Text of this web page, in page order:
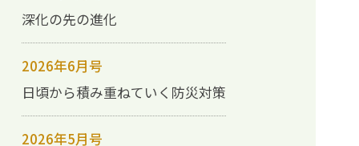
深化の先の進化
2026年6月号
日頃から積み重ねていく防災対策
2026年5月号